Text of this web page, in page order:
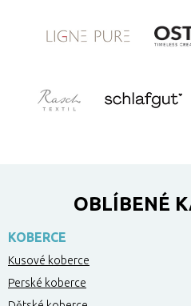
OBLÍBENÉ
KOBERCE
Kusové koberce
Perské koberce